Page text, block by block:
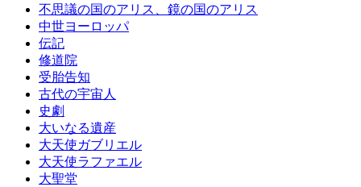
不思議の国のアリス、鏡の国のアリス
中世ヨーロッパ
伝記
修道院
受胎告知
古代の宇宙人
史劇
大いなる遺産
大天使ガブリエル
大天使ラファエル
大聖堂